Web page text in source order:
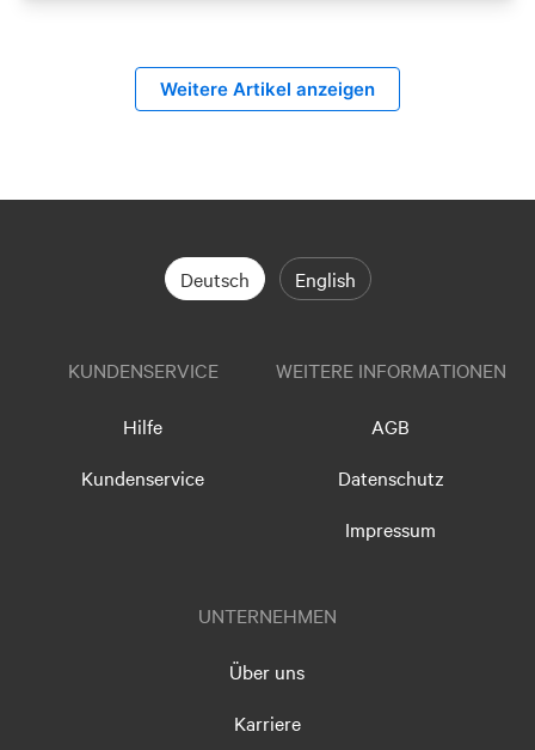
Weitere Artikel anzeigen
Deutsch English
KUNDENSERVICE
Hilfe
Kundenservice
WEITERE INFORMATIONEN
AGB
Datenschutz
Impressum
UNTERNEHMEN
Über uns
Karriere